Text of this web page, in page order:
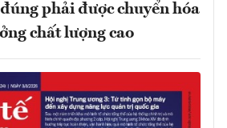
phải được chuyển hóa
chất lượng cao